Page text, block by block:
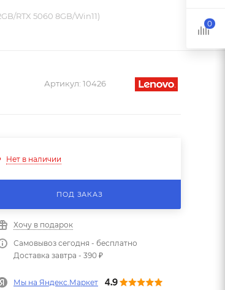
RTX 5060 8GB/Win11)
Артикул: 10426
Нет в наличии
ПОД ЗАКАЗ
Хочу в подарок
Самовывоз сегодня - бесплатно
Доставка завтра - 390 ₽
Мы на Яндекс.Маркет
0